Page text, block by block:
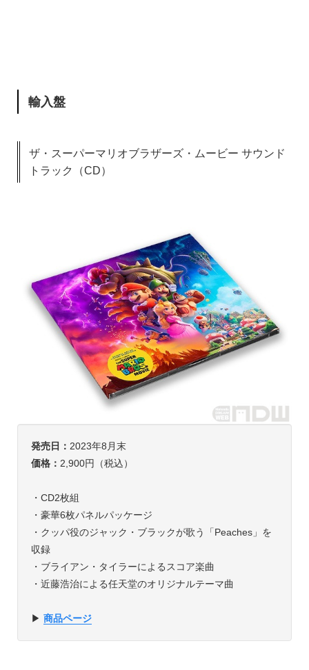
輸入盤
ザ・スーパーマリオブラザーズ・ムービー サウンド
トラック（CD）
発売日： 2023年8月末
価格： 2,900円（税込）
・CD2枚組
・豪華6枚パネルパッケージ
・クッパ役のジャック・ブラックが歌う「Peaches」を
収録
・ブライアン・タイラーによるスコア楽曲
・近藤浩治による任天堂のオリジナルテーマ曲
▶︎ 商品ページ